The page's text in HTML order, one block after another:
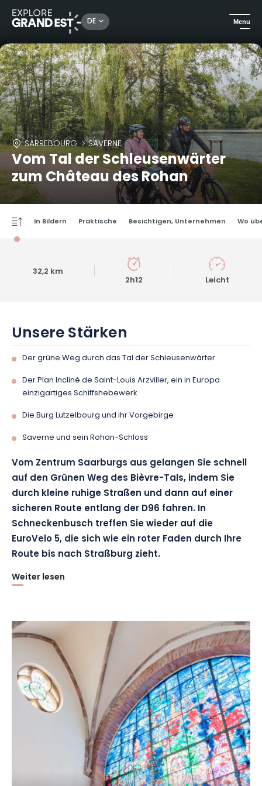
DE Menu
SARREBOURG SAVERNE
Vom Tal der Schleusenwärter
zum Château des Rohan
In Bildern Praktische Besichtigen, Unternehmen Wo
32,2 km
2h12 Leicht
Unsere Stärken
Der grüne Weg durch das Tal der Schleusenwärter
Der Plan Incliné de Saint-Louis Arzviller, ein in Europa
einzigartiges Schiffshebewerk
Die Burg Lutzelbourg und ihr Vorgebirge
Saverne und sein Rohan-Schloss
Vom Zentrum Saarburgs aus gelangen Sie schnell
auf den Grünen Weg des Bièvre-Tals, indem Sie
durch kleine ruhige Straßen und dann auf einer
sicheren Route entlang der D96 fahren. In
Schneckenbusch treffen Sie wieder auf die
EuroVelo 5, die sich wie ein roter Faden durch Ihre
Route bis nach Straßburg zieht.
Dieser Abschnitt der V52 wechselt zwischen wenig
im 18. Die noch sichtbaren alten Flaschenöfen zeugen von
dieser reichen handwerklichen Vergangenheit, für die der Ort
berühmt ist. Die Strecke führt dann weiter nachArzviller, wo
sie vollständig zum Radweg wird und entlangdes Rhein-
Marne-Kanalsdurch das sehr idyllischeVallée des Éclusiers
führt. Dieses friedliche Tal, das seit der Inbetriebnahme des
Plan Incliné de Saint-Louis Arzvillerfür die Schifffahrt
gesperrt ist, hat sich zu einem beliebten Ausflugsziel
entwickelt, das für seine Ruhe und sein bemerkenswertes
Flusskulturerbe geschätzt wird. In unmittelbarer Nähe
die Kristallfabrik Lehrerdie handwerklichen
Entdeckungen: Vorführungen der Glasbläserei, Ausstellungen
und eine Boutique ermöglichen es, das lokale Know-how der
Weiter lesen